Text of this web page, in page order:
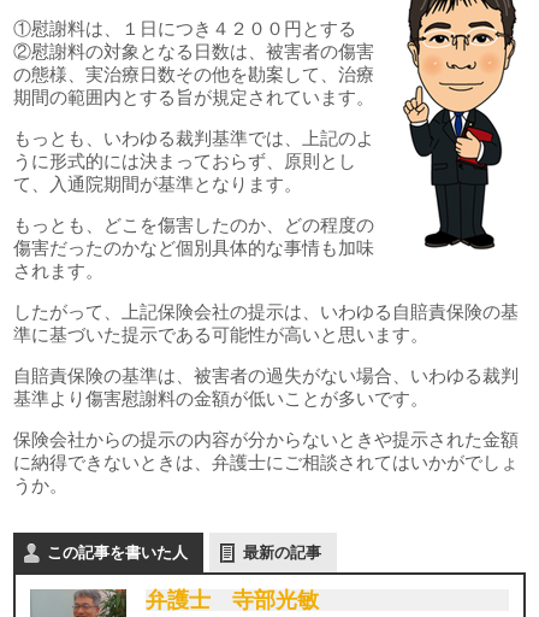
①慰謝料は、１日につき４２００円とする
②慰謝料の対象となる日数は、被害者の傷害
の態様、実治療日数その他を勘案して、治療
期間の範囲内とする旨が規定されています。
もっとも、いわゆる裁判基準では、上記のよ
うに形式的には決まっておらず、原則とし
て、入通院期間が基準となります。
もっとも、どこを傷害したのか、どの程度の
傷害だったのかなど個別具体的な事情も加味
されます。
したがって、上記保険会社の提示は、いわゆる自賠責保険の基
準に基づいた提示である可能性が高いと思います。
自賠責保険の基準は、被害者の過失がない場合、いわゆる裁判
基準より傷害慰謝料の金額が低いことが多いです。
保険会社からの提示の内容が分からないときや提示された金額
に納得できないときは、弁護士にご相談されてはいかがでしょ
うか。
この記事を書いた人 最新の記事
弁護士 寺部光敏